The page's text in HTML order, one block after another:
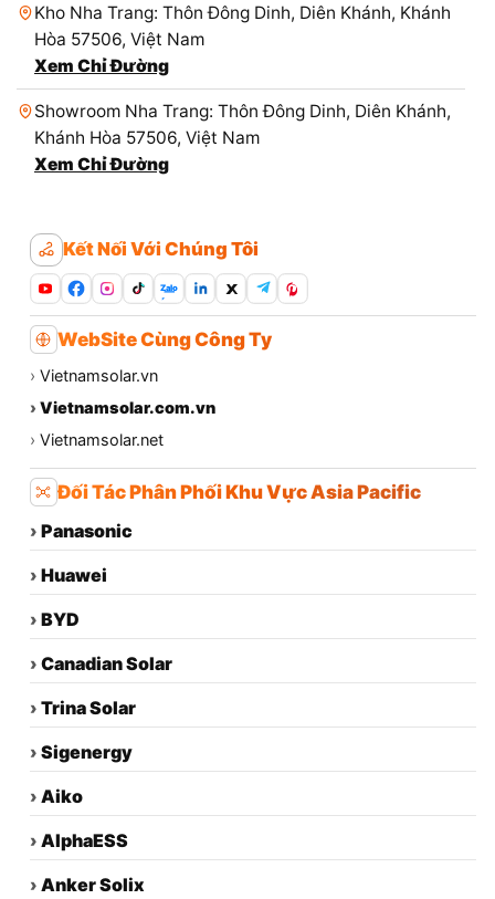
Kho Nha Trang: Thôn Đông Dinh, Diên Khánh, Khánh
Hòa 57506, Việt Nam
Xem Chỉ Đường
Showroom Nha Trang: Thôn Đông Dinh, Diên Khánh,
Khánh Hòa 57506, Việt Nam
Xem Chỉ Đường
Kết Nối Với Chúng Tôi
Zalo
WebSite Cùng Công Ty
› Vietnamsolar.vn
› Vietnamsolar.com.vn
› Vietnamsolar.net
Đối Tác Phân Phối Khu Vực Asia Pacific
› Panasonic
› Huawei
› BYD
› Canadian Solar
› Trina Solar
› Sigenergy
› Aiko
› AlphaESS
› Anker Solix